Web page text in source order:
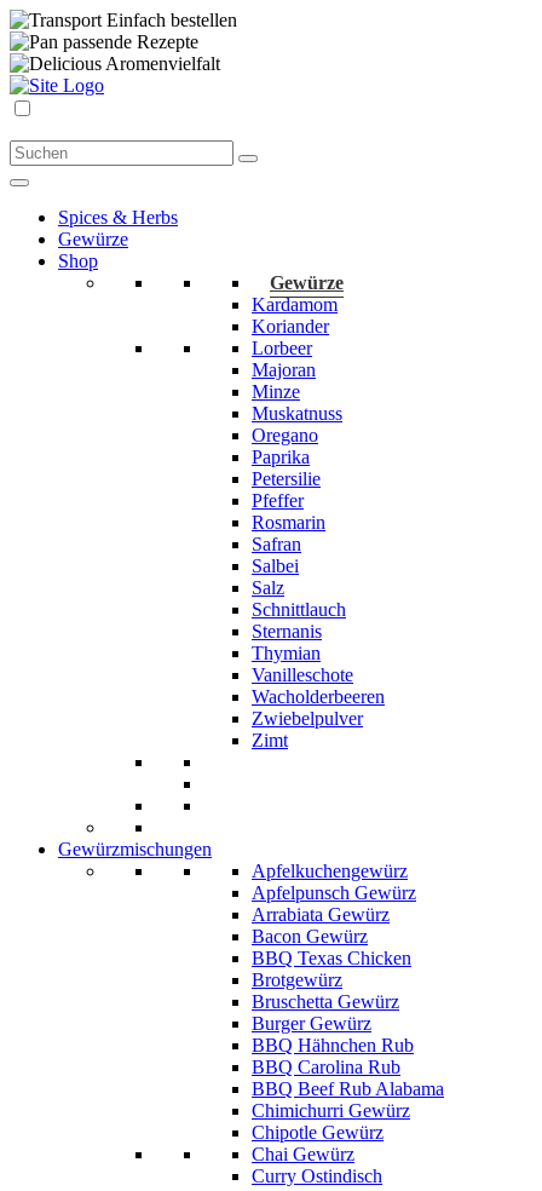
Einfach bestellen
passende Rezepte
Aromenvielfalt
Spices & Herbs
Gewürze
Shop
Gewürze
Kardamom
Koriander
Lorbeer
Majoran
Minze
Muskatnuss
Oregano
Paprika
Petersilie
Pfeffer
Rosmarin
Safran
Salbei
Salz
Schnittlauch
Sternanis
Thymian
Vanilleschote
Wacholderbeeren
Zwiebelpulver
Zimt
Gewürzmischungen
Apfelkuchengewürz
Apfelpunsch Gewürz
Arrabiata Gewürz
Bacon Gewürz
BBQ Texas Chicken
Brotgewürz
Bruschetta Gewürz
Burger Gewürz
BBQ Hähnchen Rub
BBQ Carolina Rub
BBQ Beef Rub Alabama
Chimichurri Gewürz
Chipotle Gewürz
Chai Gewürz
Curry Ostindisch